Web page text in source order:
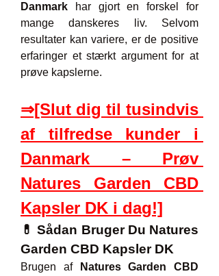
Danmark har gjort en forskel for
mange danskeres liv. Selvom
resultater kan variere, er de positive
erfaringer et stærkt argument for at
prøve kapslerne.
⇒[Slut dig til tusindvis
af tilfredse kunder i
Danmark – Prøv
Natures Garden CBD
Kapsler DK i dag!]
💊 Sådan Bruger Du Natures
Garden CBD Kapsler DK
Brugen af
Natures Garden CBD